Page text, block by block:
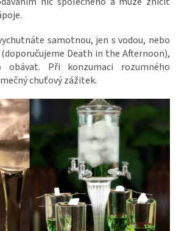
samotnou, jen s vodou, nebo
Death in the Afternoon),
obávat. Při konzumaci rozumného
chuťový zážitek.